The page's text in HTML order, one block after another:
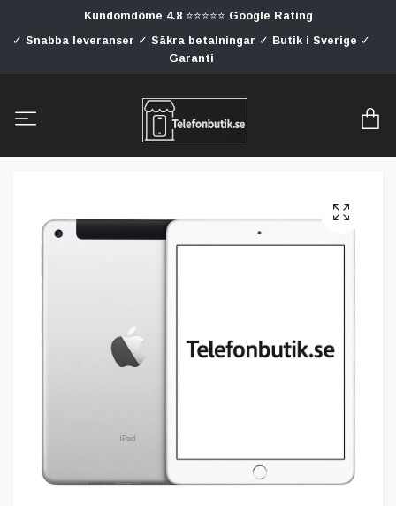
Kundomdöme 4.8 ⭐⭐⭐⭐⭐ Google Rating
✓ Snabba leveranser ✓ Säkra betalningar ✓ Butik i Sverige ✓
Garanti